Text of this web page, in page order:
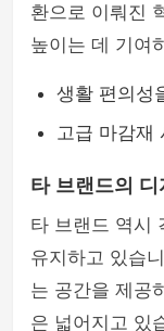
환으로 이뤄진
높이는 데 기여
생활 편의성
고급 마감재
타 브랜드의
타 브랜드 역시
유지하고 있습
는 공간을 제공
은 넓어지고 있